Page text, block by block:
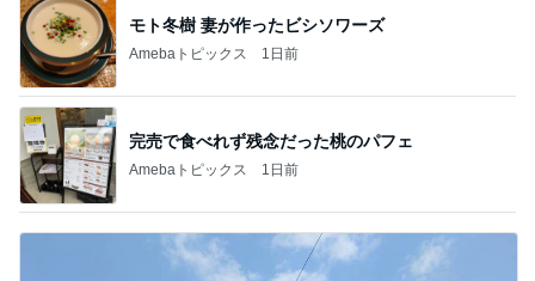
モト冬樹 妻が作ったビシソワーズ
Amebaトピックス 1日前
完売で食べれず残念だった桃のパフェ
Amebaトピックス 1日前